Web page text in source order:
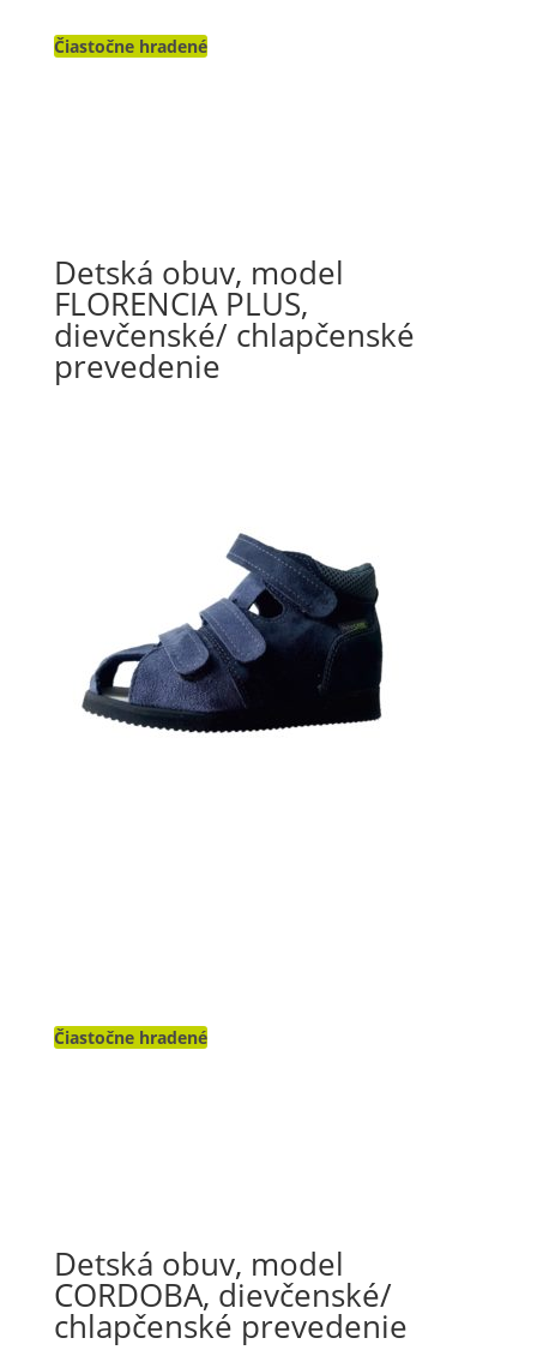
Čiastočne hradené
Detská obuv, model
FLORENCIA PLUS,
dievčenské/ chlapčenské
prevedenie
Čiastočne hradené
Detská obuv, model
CORDOBA, dievčenské/
chlapčenské prevedenie